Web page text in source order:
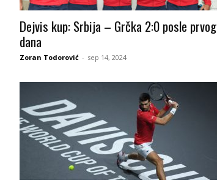
Dejvis kup: Srbija – Grčka 2:0 posle prvog
dana
Zoran Todorović - sep 14, 2024